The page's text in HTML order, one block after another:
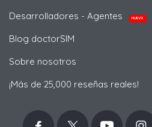
Desarrolladores - Agentes
NUEVO
Blog doctorSIM
Sobre nosotros
¡Más de 25,000 reseñas reales!